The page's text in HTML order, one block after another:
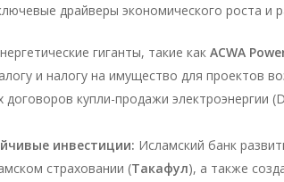
драйверы экономического роста и
гиганты, такие как ACWA
и налогу на имущество для проектов
купли-продажи электроэнергии
инвестиции: Исламский банк
страховании (Такафул), а также